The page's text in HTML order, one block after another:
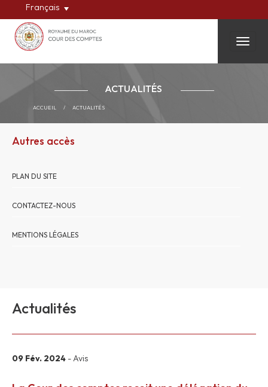
Français
ACTUALITÉS
ACCUEIL / ACTUALITÉS
Autres accès
PLAN DU SITE
CONTACTEZ-NOUS
MENTIONS LÉGALES
Actualités
09 Fév. 2024 - Avis